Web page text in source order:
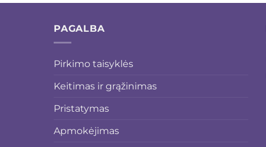
PAGALBA
Pirkimo taisyklės
Keitimas ir grąžinimas
Pristatymas
Apmokėjimas